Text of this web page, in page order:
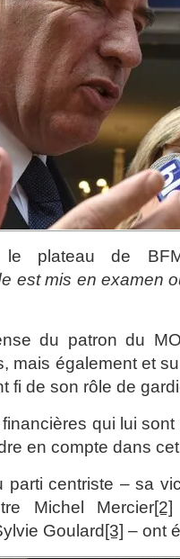
plateau de
est mis en examen
du patron du
mais également et
fi de son rôle de
qui lui sont
en compte dans
parti centriste – sa
Michel Mercier[2]
Goulard [3] – ont